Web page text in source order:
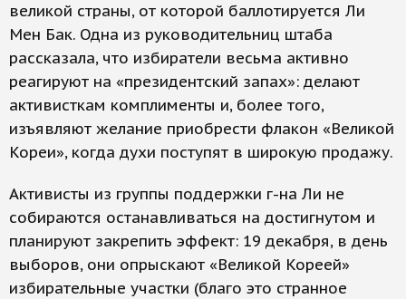
великой страны, от которой баллотируется Ли
Мен Бак. Одна из руководительниц штаба
рассказала, что избиратели весьма активно
реагируют на «президентский запах»: делают
активисткам комплименты и, более того,
изъявляют желание приобрести флакон «Великой
Кореи», когда духи поступят в широкую продажу.
Активисты из группы поддержки г-на Ли не
собираются останавливаться на достигнутом и
планируют закрепить эффект: 19 декабря, в день
выборов, они опрыскают «Великой Кореей»
избирательные участки (благо это странное